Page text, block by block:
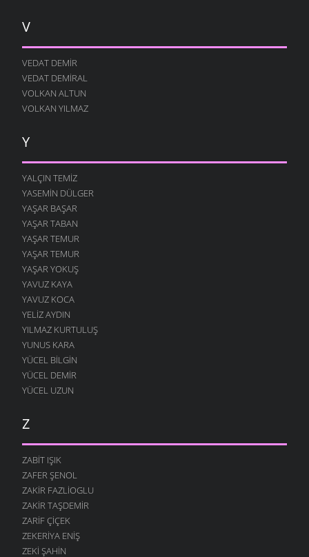
V
VEDAT DEMIR
VEDAT DEMIRAL
VOLKAN ALTUN
VOLKAN YILMAZ
Y
YALÇIN TEMIZ
YASEMIN DÜLGER
YAŞAR BAŞAR
YAŞAR TABAN
YAŞAR TEMUR
YAŞAR TEMUR
YAŞAR YOKUŞ
YAVUZ KAYA
YAVUZ KOCA
YELIZ AYDIN
YILMAZ KURTULUŞ
YUNUS KARA
YÜCEL BILGIN
YÜCEL DEMIR
YÜCEL UZUN
Z
ZABIT IŞIK
ZAFER ŞENOL
ZAKIR FAZLIOGLU
ZAKIR TAŞDEMIR
ZARIF ÇIÇEK
ZEKERIYA ENIŞ
ZEKI ŞAHIN